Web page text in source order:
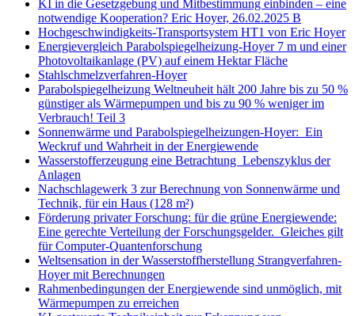
KI in die Gesetzgebung und Mitbestimmung einbinden – eine
notwendige Kooperation? Eric Hoyer, 26.02.2025 B
Hochgeschwindigkeits-Transportsystem HT1 von Eric Hoyer
Energievergleich Parabolspiegelheizung-Hoyer 7 m und einer
Photovoltaikanlage (PV) auf einem Hektar Fläche
Stahlschmelzverfahren-Hoyer
Parabolspiegelheizung Weltneuheit hält 200 Jahre bis zu 50 %
günstiger als Wärmepumpen und bis zu 90 % weniger im
Verbrauch! Teil 3
Sonnenwärme und Parabolspiegelheizungen-Hoyer: Ein
Weckruf und Wahrheit in der Energiewende
Wasserstofferzeugung eine Betrachtung Lebenszyklus der
Anlagen
Nachschlagewerk 3 zur Berechnung von Sonnenwärme und
Technik, für ein Haus (128 m²)
Förderung privater Forschung: für die grüne Energiewende:
Eine gerechte Verteilung der Forschungsgelder. Gleiches gilt
für Computer-Quantenforschung
Weltsensation in der Wasserstoffherstellung Strangverfahren-
Hoyer mit Berechnungen
Rahmenbedingungen der Energiewende sind unmöglich, mit
Wärmepumpen zu erreichen